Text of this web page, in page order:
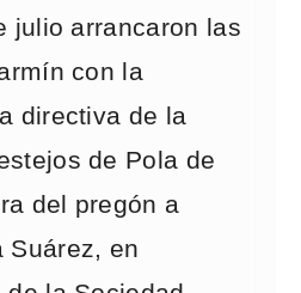
julio arrancaron las
con la
directiva de la
de Pola de
del pregón a
Suárez, en